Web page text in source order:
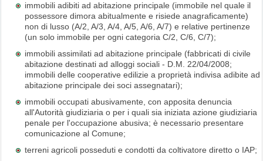
immobili adibiti ad abitazione principale (immobile nel quale il
possessore dimora abitualmente e risiede anagraficamente)
non di lusso (A/2, A/3, A/4, A/5, A/6, A/7) e relative pertinenze
(un solo immobile per ogni categoria C/2, C/6, C/7);
immobili assimilati ad abitazione principale (fabbricati di civile
abitazione destinati ad alloggi sociali - D.M. 22/04/2008;
immobili delle cooperative edilizie a proprietà indivisa adibite ad
abitazione principale dei soci assegnatari);
immobili occupati abusivamente, con apposita denuncia
all'Autorità giudiziaria o per i quali sia iniziata azione giudiziaria
penale per l'occupazione abusiva; è necessario presentare
comunicazione al Comune;
terreni agricoli posseduti e condotti da coltivatore diretto o IAP;